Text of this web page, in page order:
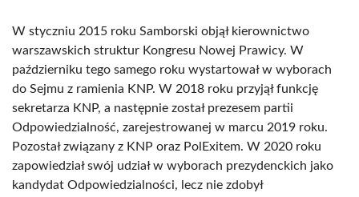
W styczniu 2015 roku Samborski objął kierownictwo
warszawskich struktur Kongresu Nowej Prawicy. W
październiku tego samego roku wystartował w wyborach
do Sejmu z ramienia KNP. W 2018 roku przyjął funkcję
sekretarza KNP, a następnie został prezesem partii
Odpowiedzialność, zarejestrowanej w marcu 2019 roku.
Pozostał związany z KNP oraz PolExitem. W 2020 roku
zapowiedział swój udział w wyborach prezydenckich jako
kandydat Odpowiedzialności, lecz nie zdobył